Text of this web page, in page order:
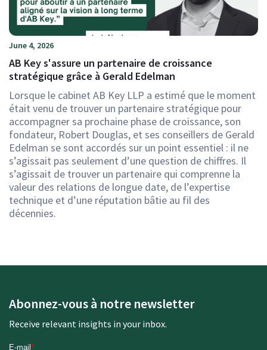
June 4, 2026
AB Key s'assure un partenaire de croissance
stratégique grâce à Gerald Edelman
Lorsque le cabinet AB Key LLP a estimé que le moment
était venu de trouver un partenaire stratégique pour
accompagner sa prochaine phase de croissance, son
fondateur, Robert Douglas, et ses conseillers de Gerald
Edelman se sont accordés sur un point essentiel : il ne
s’agissait pas seulement d’une question de chiffres. Il
s’agissait de trouver un partenaire qui comprenne la
valeur des relations de longue date, de l’expertise
technique et d’une réputation bâtie au fil des
décennies.
Abonnez-vous à notre newsletter
Receive relevant insights in your inbox.